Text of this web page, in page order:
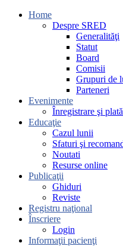
Home
Despre SRED
Generalităţi
Statut
Board
Comisii
Grupuri de
Parteneri
Evenimente
Înregistrare şi
Educaţie
Cazul lunii
Sfaturi şi
Noutati
Resurse online
Publicaţii
Ghiduri
Reviste
Registru naţional
Înscriere
Login
Informaţii pacienţi